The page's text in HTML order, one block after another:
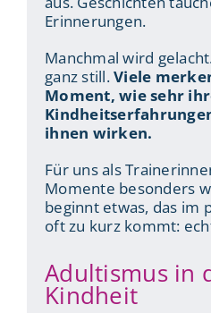
Erinnerungen.
Manchmal wird
ganz still.Viele
Moment, wie sehr
ihnen wirken.
Für uns als
Momente besonders
beginnt etwas, das im
oft zu kurz kommt:
Adultismus in
Kindheit